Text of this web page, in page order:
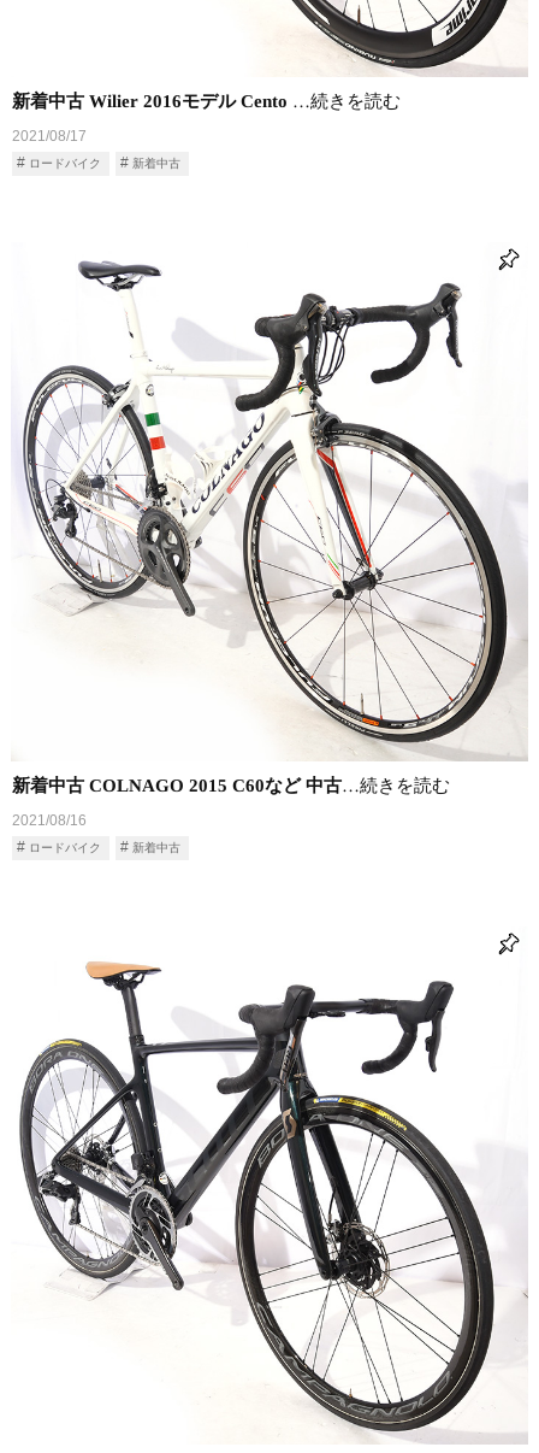
新着中古 Wilier 2016モデル Cento …続きを読む
2021/08/17
ロードバイク 新着中古
新着中古 COLNAGO 2015 C60など 中古…続きを読む
2021/08/16
ロードバイク 新着中古